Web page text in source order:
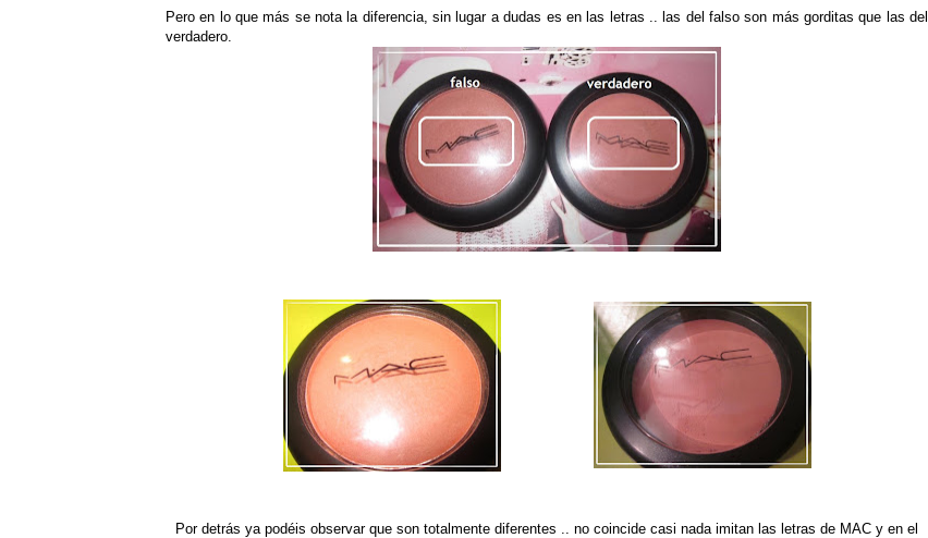
Pero en lo que más se nota la diferencia, sin lugar a dudas es en las letras .. las del falso son más gorditas que las del
verdadero.
Por detrás ya podéis observar que son totalmente diferentes .. no coincide casi nada imitan las letras de MAC y en el